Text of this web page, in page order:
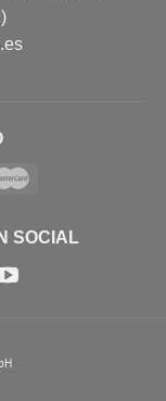
SOCIAL